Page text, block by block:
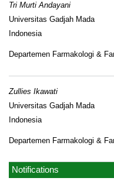
Tri Murti Andayani
Universitas Gadjah Mada
Indonesia
Departemen Farmakologi &
Zullies Ikawati
Universitas Gadjah Mada
Indonesia
Departemen Farmakologi &
Notifications